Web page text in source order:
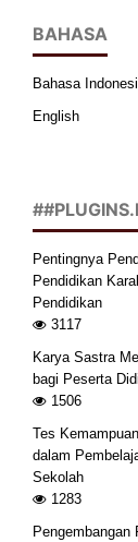
BAHASA
Bahasa
English
Pentingnya
Pendidikan
Pendidikan
3117
Karya Sastra
bagi Peserta
1506
Tes
dalam
Sekolah
1283
Pengembangan